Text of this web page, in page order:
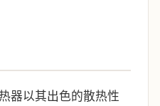
器以其出色的散热性